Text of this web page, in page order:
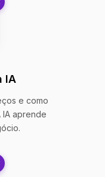
IA
e como
aprende